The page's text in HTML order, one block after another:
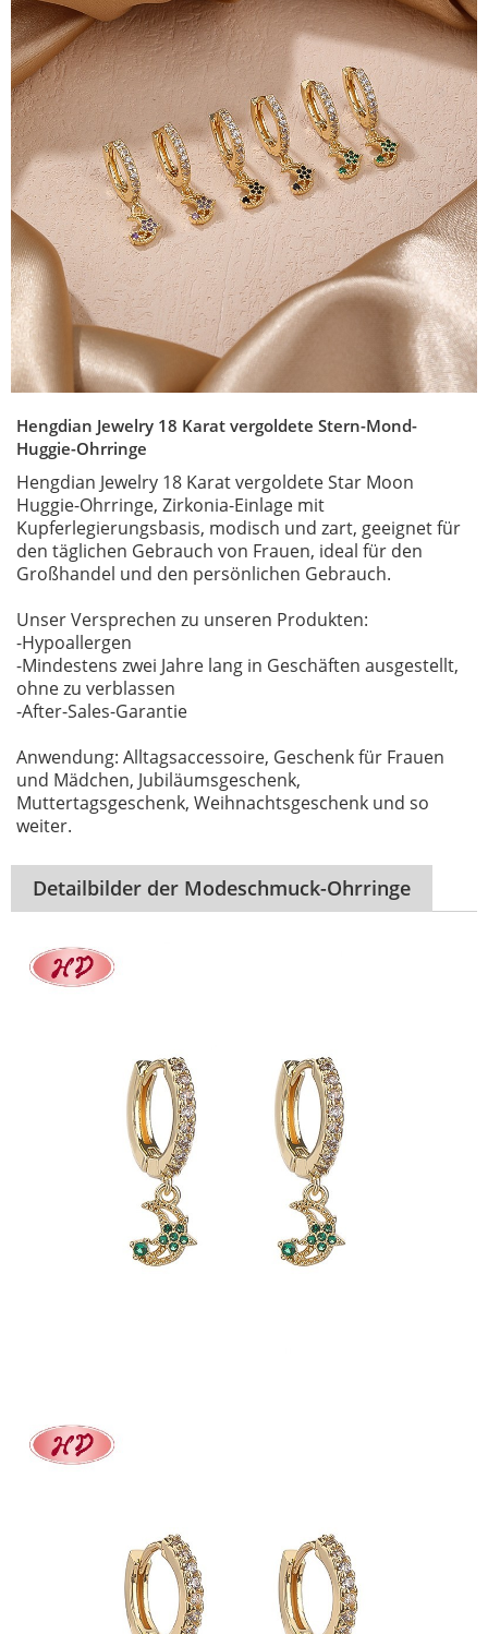
Hengdian Jewelry 18 Karat vergoldete Stern-Mond-
Huggie-Ohrringe
Hengdian Jewelry 18 Karat vergoldete Star Moon
Huggie-Ohrringe, Zirkonia-Einlage mit
Kupferlegierungsbasis, modisch und zart, geeignet für
den täglichen Gebrauch von Frauen, ideal für den
Großhandel und den persönlichen Gebrauch.
Unser Versprechen zu unseren Produkten:
-Hypoallergen
-Mindestens zwei Jahre lang in Geschäften ausgestellt,
ohne zu verblassen
-After-Sales-Garantie
Anwendung: Alltagsaccessoire, Geschenk für Frauen
und Mädchen, Jubiläumsgeschenk,
Muttertagsgeschenk, Weihnachtsgeschenk und so
weiter.
Detailbilder der Modeschmuck-Ohrringe